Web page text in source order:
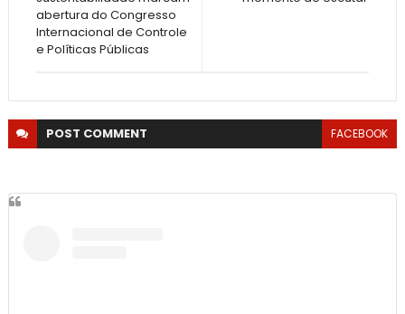
abertura do Congresso
Internacional de Controle
e Políticas Públicas
POST COMMENT FACEBOOK